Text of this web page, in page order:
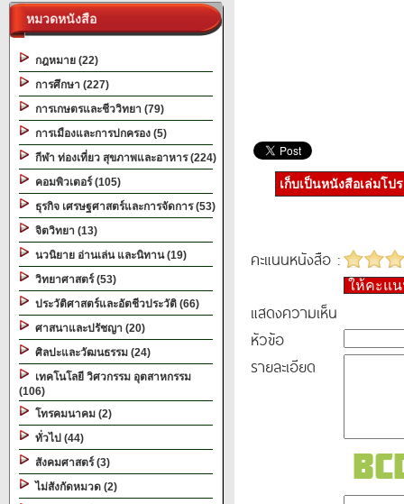
หมวดหนังสือ
กฎหมาย (22)
การศึกษา (227)
การเกษตรและชีววิทยา (79)
การเมืองและการปกครอง (5)
กีฬา ท่องเที่ยว สุขภาพและอาหาร (224)
คอมพิวเตอร์ (105)
ธุรกิจ เศรษฐศาสตร์และการจัดการ (53)
จิตวิทยา (13)
นวนิยาย อ่านเล่น และนิทาน (19)
วิทยาศาสตร์ (53)
ประวัติศาสตร์และอัตชีวประวัติ (66)
ศาสนาและปรัชญา (20)
ศิลปะและวัฒนธรรม (24)
เทคโนโลยี วิศวกรรม อุตสาหกรรม
(106)
โทรคมนาคม (2)
ทั่วไป (44)
สังคมศาสตร์ (3)
ไม่สังกัดหมวด (2)
เก็บเป็นหนังสือเล่มโป
คะแนนหนังสือ :
ให้คะแ
แสดงความเห็น
หัวข้อ
รายละเอียด